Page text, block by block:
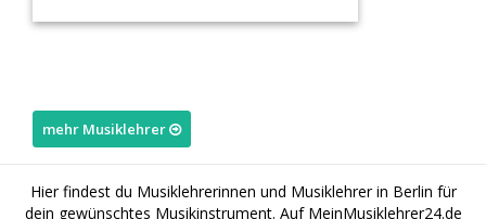
mehr Musiklehrer
Hier findest du Musiklehrerinnen und Musiklehrer in Berlin für
dein gewünschtes Musikinstrument. Auf MeinMusiklehrer24.de